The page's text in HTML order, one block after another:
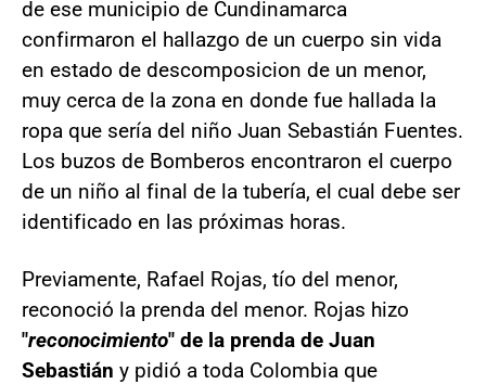
de ese municipio de Cundinamarca
confirmaron el hallazgo de un cuerpo sin vida
en estado de descomposicion de un menor,
muy cerca de la zona en donde fue hallada la
ropa que sería del niño Juan Sebastián Fuentes.
Los buzos de Bomberos encontraron el cuerpo
de un niño al final de la tubería, el cual debe ser
identificado en las próximas horas.
Previamente, Rafael Rojas, tío del menor,
reconoció la prenda del menor. Rojas hizo
"reconocimiento" de la prenda de Juan
Sebastián y pidió a toda Colombia que